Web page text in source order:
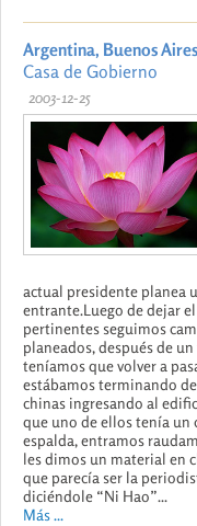
Argentina, Buenos
Casa de Gobierno
2003-12-25
actual presidente planea
entrante.Luego de dejar
pertinentes seguimos
planeados, después de
teníamos que volver a
estábamos terminando
chinas ingresando al
que uno de ellos tenía un
espalda, entramos
les dimos un material en
que parecía ser la
diciéndole “Ni Hao”...
Más ...